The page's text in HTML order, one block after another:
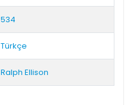
534
Türkçe
Ralph Ellison